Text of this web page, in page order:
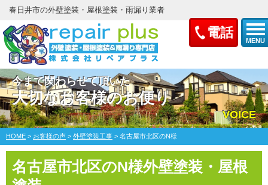
電話
MENU
春日井市の外壁塗装・屋根塗装・雨漏り業者
今まで関わらせて頂いた
大切なお客様のお便り
VOICE
HOME > お客様の声 > 外壁塗装工事 > 名古屋市北区のN様
名古屋市北区のN様外壁塗装・屋根